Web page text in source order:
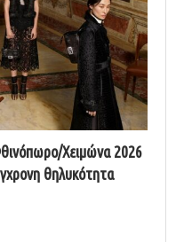
Χειμώνα 2026
θηλυκότητα